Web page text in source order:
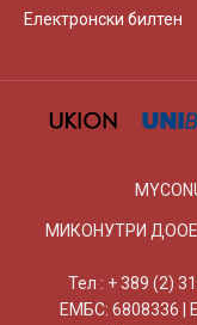
Електронски билтен
МИКОНУТРИ ДООЕЛ
Тел : + 389 (2)
ЕМБС: 6808336 |